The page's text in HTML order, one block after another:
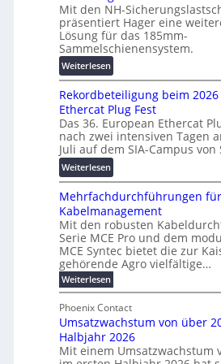
T
r
a
n
s
a
r
e
n
z
F
o
r
s
c
h
u
n
g
s
f
ö
e
r
u
n
g
b
r
a
u
c
t
a
-
X
2
0
2
7
w
i
r
d
z
u
m
E
n
e
r
g
u
b
Mit den NH-
präsentiert Hager eine
Lösung für das 185mm-
Sammelschienensystem.
Weiterlesen:
W
e
i
t
e
r
e
n
t
w
i
c
k
e
l
e
N
H
-
Rekordbeteiligung beim
Ethercat Plug Fest
Das 36. European Ethercat
nach zwei intensiven Tagen
Juli auf dem SIA-Campus von
Weiterlesen:
R
e
k
o
r
d
b
e
e
i
l
i
Mehrfachdurchführungen
Kabelmanagement
Mit den robusten
Serie MCE Pro und dem
MCE Syntec bietet die zur
gehörende Agro vielfältige…
Weiterlesen:
M
h
r
f
a
c
Phoenix Contact
Umsatzwachstum von über
Halbjahr 2026
Mit einem Umsatzwachstum